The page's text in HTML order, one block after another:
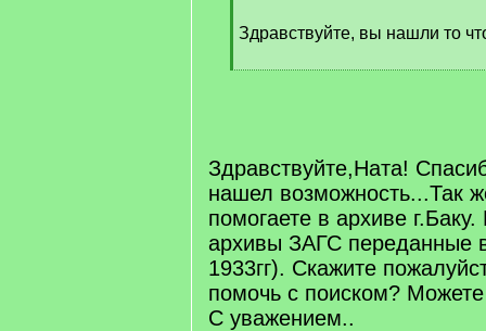
]
Здравствуйте, вы нашли то
[
Здравствуйте,Ната!
нашел возможность...Так
помогаете в архиве
архивы ЗАГС переданные
1933гг). Скажите
помочь с поиском? Можете
С уважением..